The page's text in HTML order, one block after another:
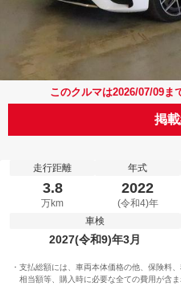
このクルマは2026/07/09ま
掲
走行距離
3.8
万km
年式
2022
(令和4)年
車検
2027(令和9)年3月
支払総額には、車両本体価格の他、保険料
相当額等、購入時に必要な全ての費用が含ま